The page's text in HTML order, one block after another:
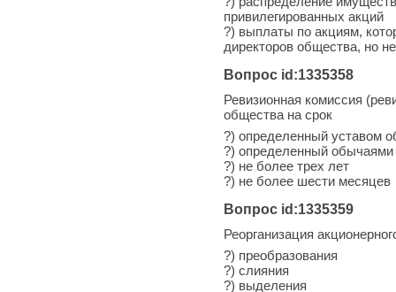
привилегированных акций
?) выплаты по акциям,
директоров общества, но
Вопрос id:1335358
Ревизионная комиссия
общества на срок
?) определенный уставом
?) определенный обычаями
?) не более трех лет
?) не более шести месяцев
Вопрос id:1335359
Реорганизация
?) преобразования
?) слияния
?) выделения